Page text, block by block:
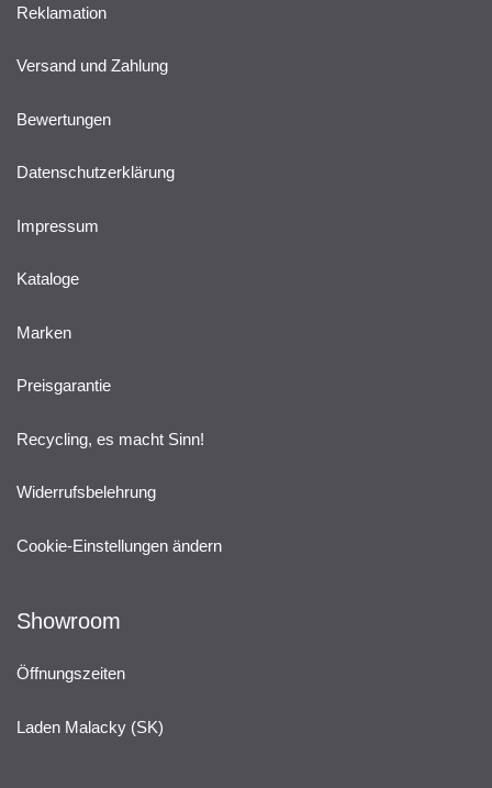
Reklamation
Versand und Zahlung
Bewertungen
Datenschutzerklärung
Impressum
Kataloge
Marken
Preisgarantie
Recycling, es macht Sinn!
Widerrufsbelehrung
Cookie-Einstellungen ändern
Showroom
Öffnungszeiten
Laden Malacky (SK)